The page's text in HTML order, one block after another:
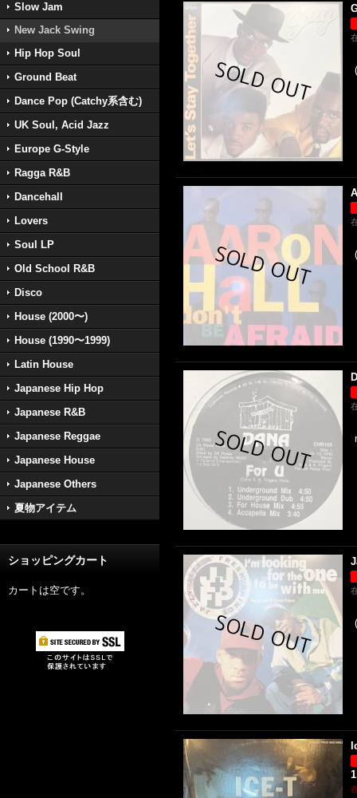
Slow Jam
New Jack Swing
Hip Hop Soul
Ground Beat
Dance Pop (Catchy系含む)
UK Soul, Acid Jazz
Europe G-Style
Ragga R&B
Dancehall
Lovers
Soul LP
Old School R&B
Disco
House (2000〜)
House (1990〜1999)
Latin House
Japanese Hip Hop
Japanese R&B
Japanese Reggae
Japanese House
Japanese Others
夏物アイテム
ショッピングカート
カートは空です。